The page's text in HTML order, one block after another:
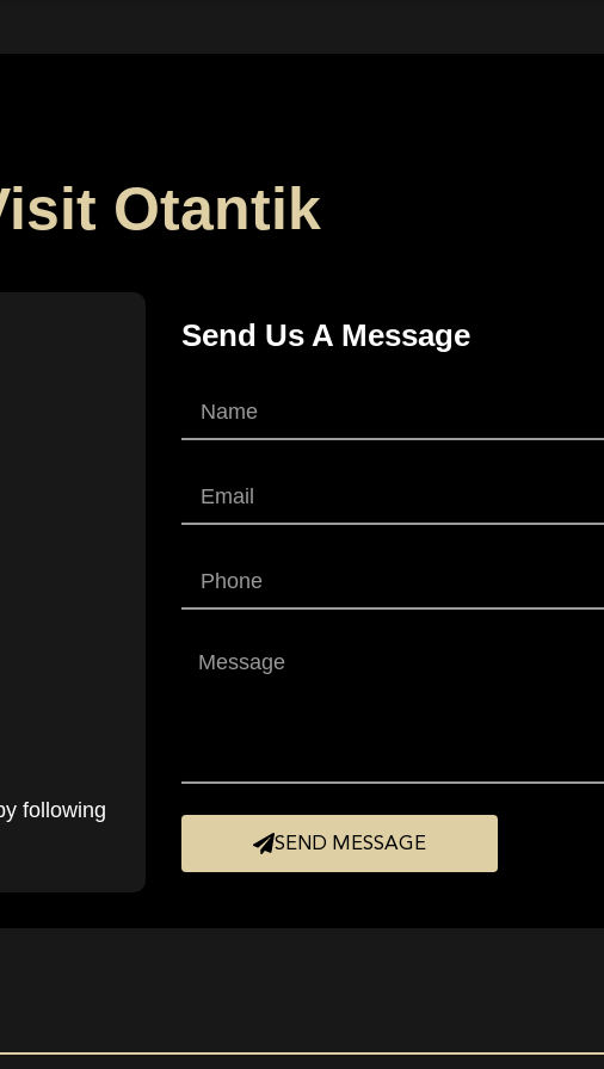
Otantik
following
Send Us A Message
SEND MESSAGE